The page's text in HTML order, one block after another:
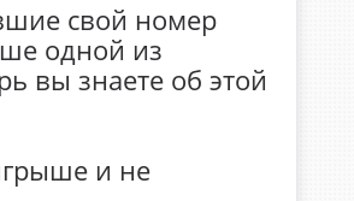
свой номер
одной из
вы знаете об этой
и не